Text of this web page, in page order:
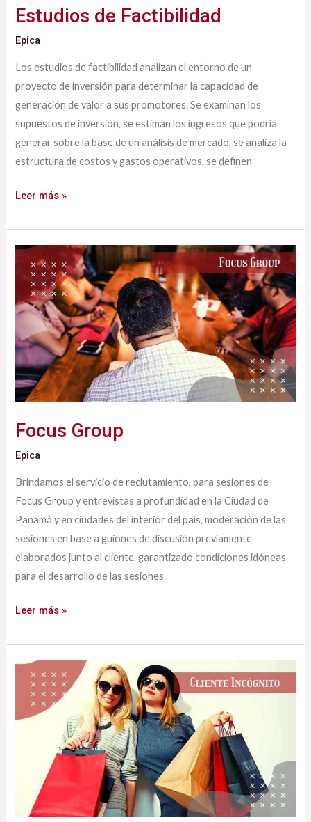
Estudios de Factibilidad
Epica
Los estudios de factibilidad analizan el entorno de un
proyecto de inversión para determinar la capacidad de
generación de valor a sus promotores. Se examinan los
supuestos de inversión, se estiman los ingresos que podría
generar sobre la base de un análisis de mercado, se analiza la
estructura de costos y gastos operativos, se definen
Leer más »
Focus Group
Epica
Brindamos el servicio de reclutamiento, para sesiones de
Focus Group y entrevistas a profundidad en la Ciudad de
Panamá y en ciudades del interior del país, moderación de las
sesiones en base a guiones de discusión previamente
elaborados junto al cliente, garantizado condiciones idóneas
para el desarrollo de las sesiones.
Focus
Group
Leer más »
Cliente
Incógnito